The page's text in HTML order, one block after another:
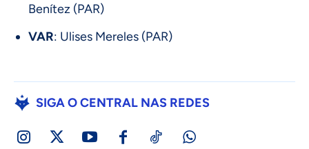
Benítez (PAR)
VAR: Ulises Mereles (PAR)
SIGA O CENTRAL NAS REDES